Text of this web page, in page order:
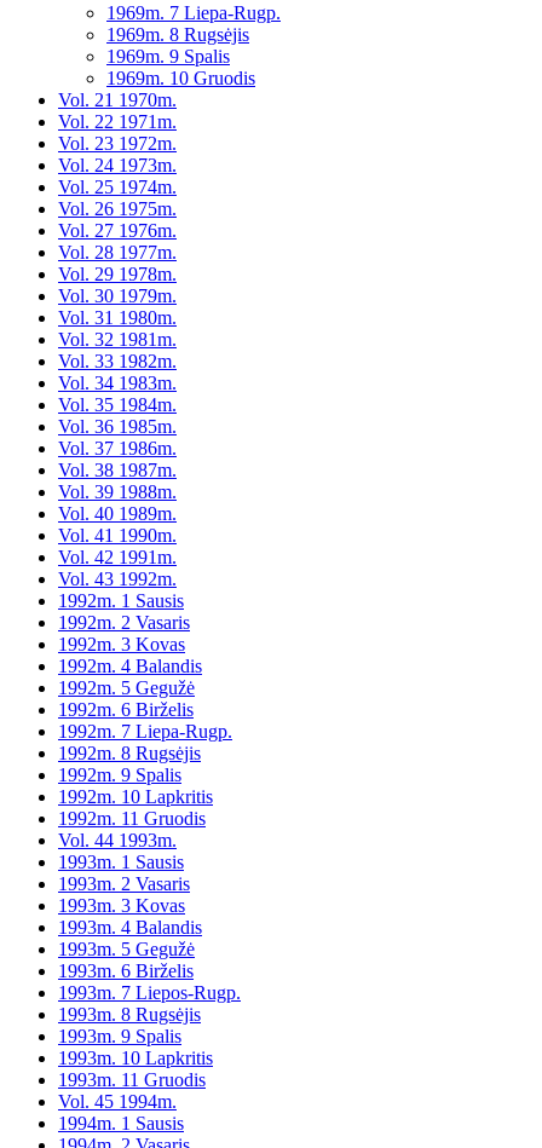
1969m. 7 Liepa-Rugp.
1969m. 8 Rugsėjis
1969m. 9 Spalis
1969m. 10 Gruodis
Vol. 21 1970m.
Vol. 22 1971m.
Vol. 23 1972m.
Vol. 24 1973m.
Vol. 25 1974m.
Vol. 26 1975m.
Vol. 27 1976m.
Vol. 28 1977m.
Vol. 29 1978m.
Vol. 30 1979m.
Vol. 31 1980m.
Vol. 32 1981m.
Vol. 33 1982m.
Vol. 34 1983m.
Vol. 35 1984m.
Vol. 36 1985m.
Vol. 37 1986m.
Vol. 38 1987m.
Vol. 39 1988m.
Vol. 40 1989m.
Vol. 41 1990m.
Vol. 42 1991m.
Vol. 43 1992m.
1992m. 1 Sausis
1992m. 2 Vasaris
1992m. 3 Kovas
1992m. 4 Balandis
1992m. 5 Gegužė
1992m. 6 Birželis
1992m. 7 Liepa-Rugp.
1992m. 8 Rugsėjis
1992m. 9 Spalis
1992m. 10 Lapkritis
1992m. 11 Gruodis
Vol. 44 1993m.
1993m. 1 Sausis
1993m. 2 Vasaris
1993m. 3 Kovas
1993m. 4 Balandis
1993m. 5 Gegužė
1993m. 6 Birželis
1993m. 7 Liepos-Rugp.
1993m. 8 Rugsėjis
1993m. 9 Spalis
1993m. 10 Lapkritis
1993m. 11 Gruodis
Vol. 45 1994m.
1994m. 1 Sausis